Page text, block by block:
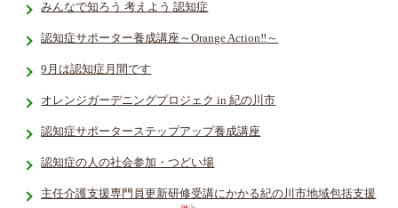
みんなで知ろう 考えよう 認知症
認知症サポーター養成講座～Orange Action‼～
9月は認知症月間です
オレンジガーデニングプロジェク in 紀の川市
認知症サポーターステップアップ養成講座
認知症の人の社会参加・つどい場
主任介護支援専門員更新研修受講にかかる紀の川市地域包括支援